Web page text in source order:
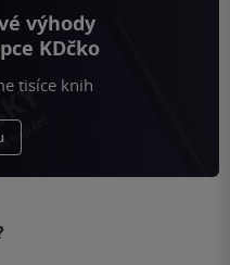
výhody
KDčko
tisíce knih